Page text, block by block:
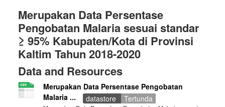
Merupakan Data Persentase
Pengobatan Malaria sesuai standar
≥ 95% Kabupaten/Kota di Provinsi
Kaltim Tahun 2018-2020
Data and Resources
Merupakan Data Persentase Pengobatan
Malaria ...
datastore Tertunda